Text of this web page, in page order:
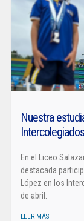
Nuestra
En el Liceo
destacada
López en los
de abril.
LEER MÁS